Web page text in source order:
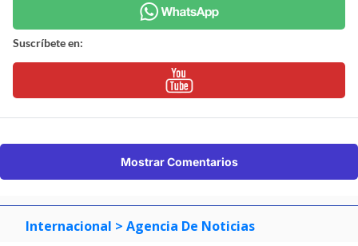
Suscríbete en:
Mostrar Comentarios
Internacional > Agencia De Noticias